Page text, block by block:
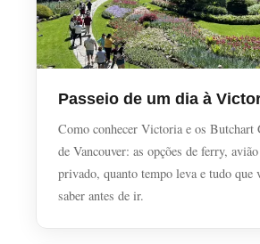
Passeio de um dia à
Como conhecer Victoria e os Butchart
de Vancouver: as opções de ferry,
privado, quanto tempo leva e tudo que
saber antes de ir.